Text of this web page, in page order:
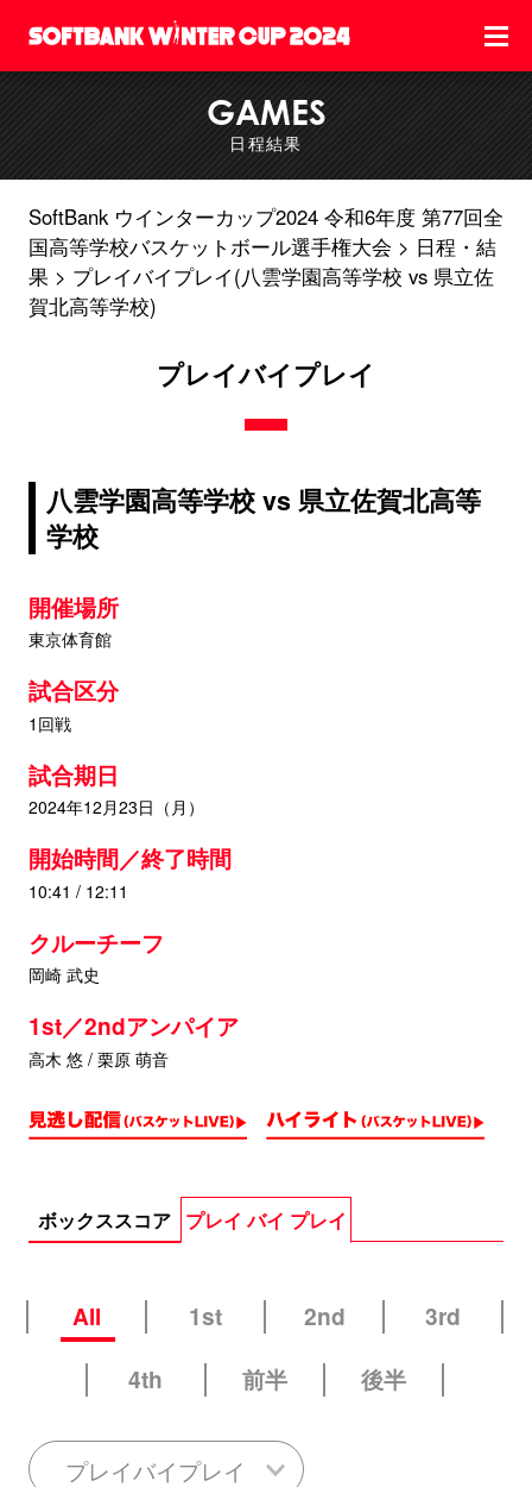
GAMES
日程結果
SoftBank ウインターカップ2024 令和6年度 第77回全
国高等学校バスケットボール選手権大会
日程・結
果
プレイバイプレイ(八雲学園高等学校 vs 県立佐
賀北高等学校)
プレイバイプレイ
八雲学園高等学校 vs 県立佐賀北高等
学校
開催場所
東京体育館
試合区分
1回戦
試合期日
2024年12月23日（月）
開始時間／終了時間
10:41 / 12:11
クルーチーフ
岡崎 武史
1st／2ndアンパイア
高木 悠 / 栗原 萌音
ボックススコア プレイ バイ プレイ
All 1st 2nd
3rd
4th
前半 後半
プレイバイプレイ